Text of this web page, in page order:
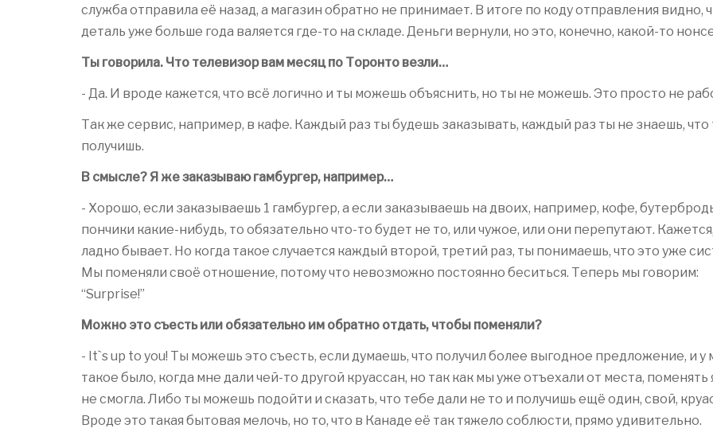
служба отправила её назад, а магазин обратно не принимает. В итоге по коду отправления видно,
деталь уже больше года валяется где-то на складе. Деньги вернули, но это, конечно, какой-то
Ты говорила. Что телевизор вам месяц по Торонто везли…
- Да. И вроде кажется, что всё логично и ты можешь объяснить, но ты не можешь. Это просто не
Так же сервис, например, в кафе. Каждый раз ты будешь заказывать, каждый раз ты не знаешь, что
получишь.
В смысле? Я же заказываю гамбургер, например…
- Хорошо, если заказываешь 1 гамбургер, а если заказываешь на двоих, например, кофе,
пончики какие-нибудь, то обязательно что-то будет не то, или чужое, или они перепутают.
ладно бывает. Но когда такое случается каждый второй, третий раз, ты понимаешь, что это уже
Мы поменяли своё отношение, потому что невозможно постоянно беситься. Теперь мы говорим:
“Surprise!”
Можно это съесть или обязательно им обратно отдать, чтобы поменяли?
- It`s up to you! Ты можешь это съесть, если думаешь, что получил более выгодное предложение, и у
такое было, когда мне дали чей-то другой круассан, но так как мы уже отъехали от места, поменять
не смогла. Либо ты можешь подойти и сказать, что тебе дали не то и получишь ещё один, свой,
Вроде это такая бытовая мелочь, но то, что в Канаде её так тяжело соблюсти, прямо удивительно.